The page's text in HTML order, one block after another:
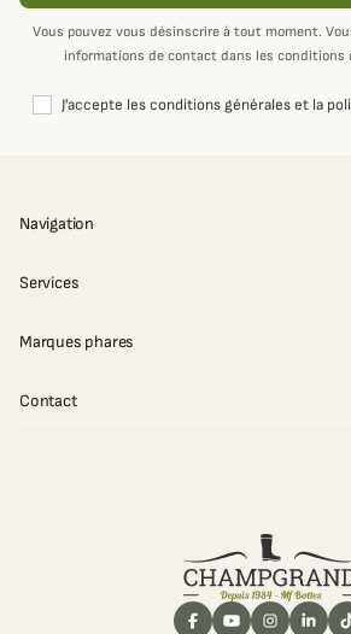
Vous pouvez vous désinscrire à tout moment.
informations de contact dans les
J'accepte les conditions générales et la
Navigation
Services
Marques phares
Contact